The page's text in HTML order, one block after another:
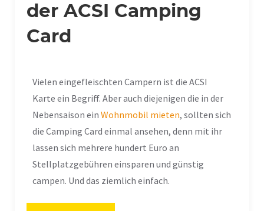
der ACSI Camping
Card
Vielen eingefleischten Campern ist die ACSI
Karte ein Begriff. Aber auch diejenigen die in der
Nebensaison ein Wohnmobil mieten, sollten sich
die Camping Card einmal ansehen, denn mit ihr
lassen sich mehrere hundert Euro an
Stellplatzgebühren einsparen und günstig
campen. Und das ziemlich einfach.